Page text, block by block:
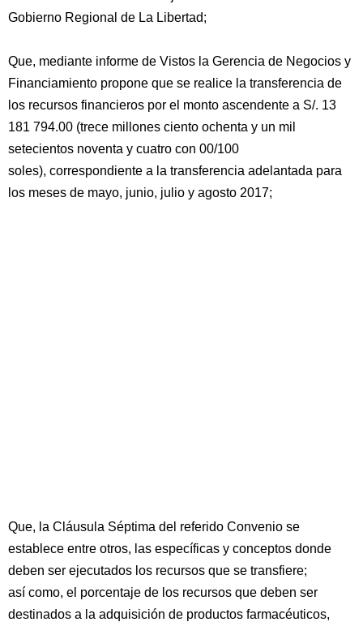
Gobierno Regional de La Libertad;
Que, mediante informe de Vistos la Gerencia de Negocios y
Financiamiento propone que se realice la transferencia de
los recursos financieros por el monto ascendente a S/. 13
181 794.00 (trece millones ciento ochenta y un mil
setecientos noventa y cuatro con 00/100
soles), correspondiente a la transferencia adelantada para
los meses de mayo, junio, julio y agosto 2017;
Que, la Cláusula Séptima del referido Convenio se
establece entre otros, las específicas y conceptos donde
deben ser ejecutados los recursos que se transfiere;
así como, el porcentaje de los recursos que deben ser
destinados a la adquisición de productos farmacéuticos,